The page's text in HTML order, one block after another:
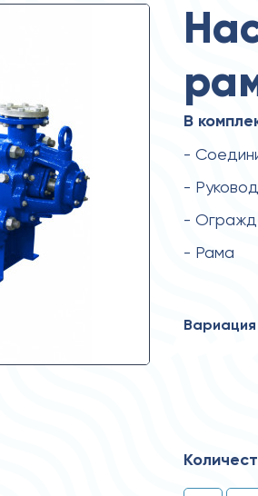
В
-
-
-
- Рама